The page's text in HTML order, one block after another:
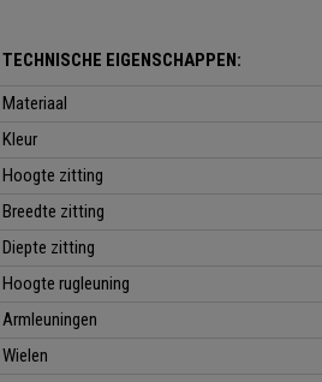
TECHNISCHE EIGENSCHAPPEN:
Materiaal
Kleur
Hoogte zitting
Breedte zitting
Diepte zitting
Hoogte rugleuning
Armleuningen
Wielen